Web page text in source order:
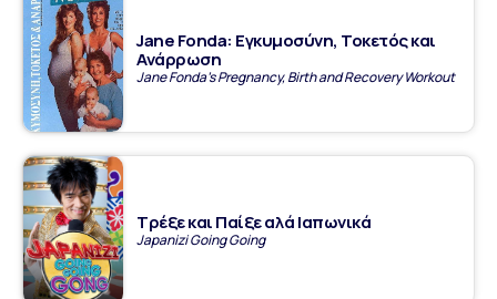
Jane Fonda: Εγκυμοσύνη, Τοκετός και
Ανάρρωση
Jane Fonda's Pregnancy, Birth and Recovery Workout
Τρέξε και Παίξε αλά Ιαπωνικά
Japanizi Going Going